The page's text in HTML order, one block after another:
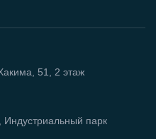
Индустриальный парк
51, 2 этаж